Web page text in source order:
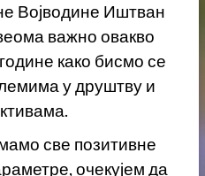
Војводине Иштван
важно овакво
како бисмо се
у друштву и
све позитивне
очекујем да